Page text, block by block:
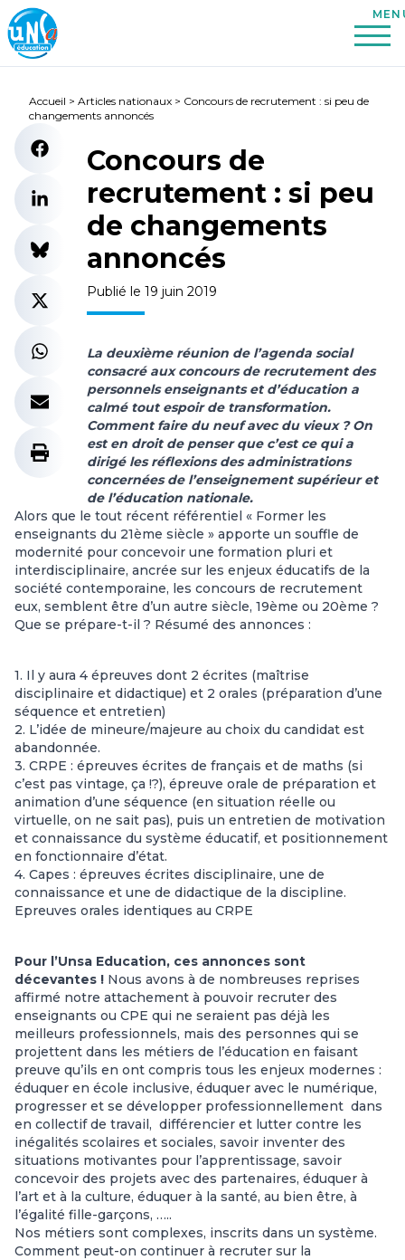
Accueil > Articles nationaux > Concours de recrutement : si peu de
changements annoncés
Concours de
recrutement : si peu
de changements
annoncés
Publié le 19 juin 2019
La deuxième réunion de l’agenda social
consacré aux concours de recrutement des
personnels enseignants et d’éducation a
calmé tout espoir de transformation.
Comment faire du neuf avec du vieux ? On
est en droit de penser que c’est ce qui a
dirigé les réflexions des administrations
concernées de l’enseignement supérieur et
de l’éducation nationale.
Alors que le tout récent référentiel « Former les
enseignants du 21ème siècle » apporte un souffle de
modernité pour concevoir une formation pluri et
interdisciplinaire, ancrée sur les enjeux éducatifs de la
société contemporaine, les concours de recrutement
eux, semblent être d’un autre siècle, 19ème ou 20ème ?
Que se prépare-t-il ? Résumé des annonces :
1. Il y aura 4 épreuves dont 2 écrites (maîtrise
disciplinaire et didactique) et 2 orales (préparation d’une
séquence et entretien)
2. L’idée de mineure/majeure au choix du candidat est
abandonnée.
3. CRPE : épreuves écrites de français et de maths (si
c’est pas vintage, ça !?), épreuve orale de préparation et
animation d’une séquence (en situation réelle ou
virtuelle, on ne sait pas), puis un entretien de motivation
et connaissance du système éducatif, et positionnement
en fonctionnaire d’état.
4. Capes : épreuves écrites disciplinaire, une de
connaissance et une de didactique de la discipline.
Epreuves orales identiques au CRPE
Pour l’Unsa Education, ces annonces sont
décevantes ! Nous avons à de nombreuses reprises
affirmé notre attachement à pouvoir recruter des
enseignants ou CPE qui ne seraient pas déjà les
meilleurs professionnels, mais des personnes qui se
projettent dans les métiers de l’éducation en faisant
preuve qu’ils en ont compris tous les enjeux modernes :
éduquer en école inclusive, éduquer avec le numérique,
progresser et se développer professionnellement dans
en collectif de travail, différencier et lutter contre les
inégalités scolaires et sociales, savoir inventer des
situations motivantes pour l’apprentissage, savoir
concevoir des projets avec des partenaires, éduquer à
l’art et à la culture, éduquer à la santé, au bien être, à
l’égalité fille-garçons, …..
Nos métiers sont complexes, inscrits dans un système.
Comment peut-on continuer à recruter sur la